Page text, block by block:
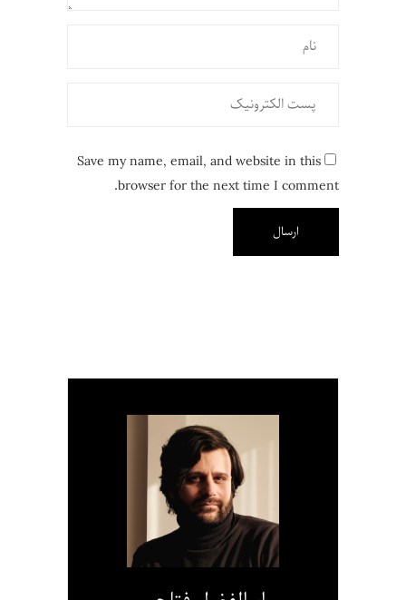
Save my name, email, and website in this
browser for the next time I comment.